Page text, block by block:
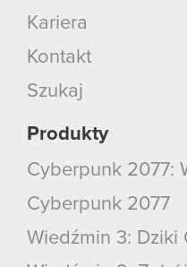
Kariera
Kontakt
Szukaj
Produkty
Cyberpunk 2077:
Cyberpunk 2077
Wiedźmin 3: Dziki